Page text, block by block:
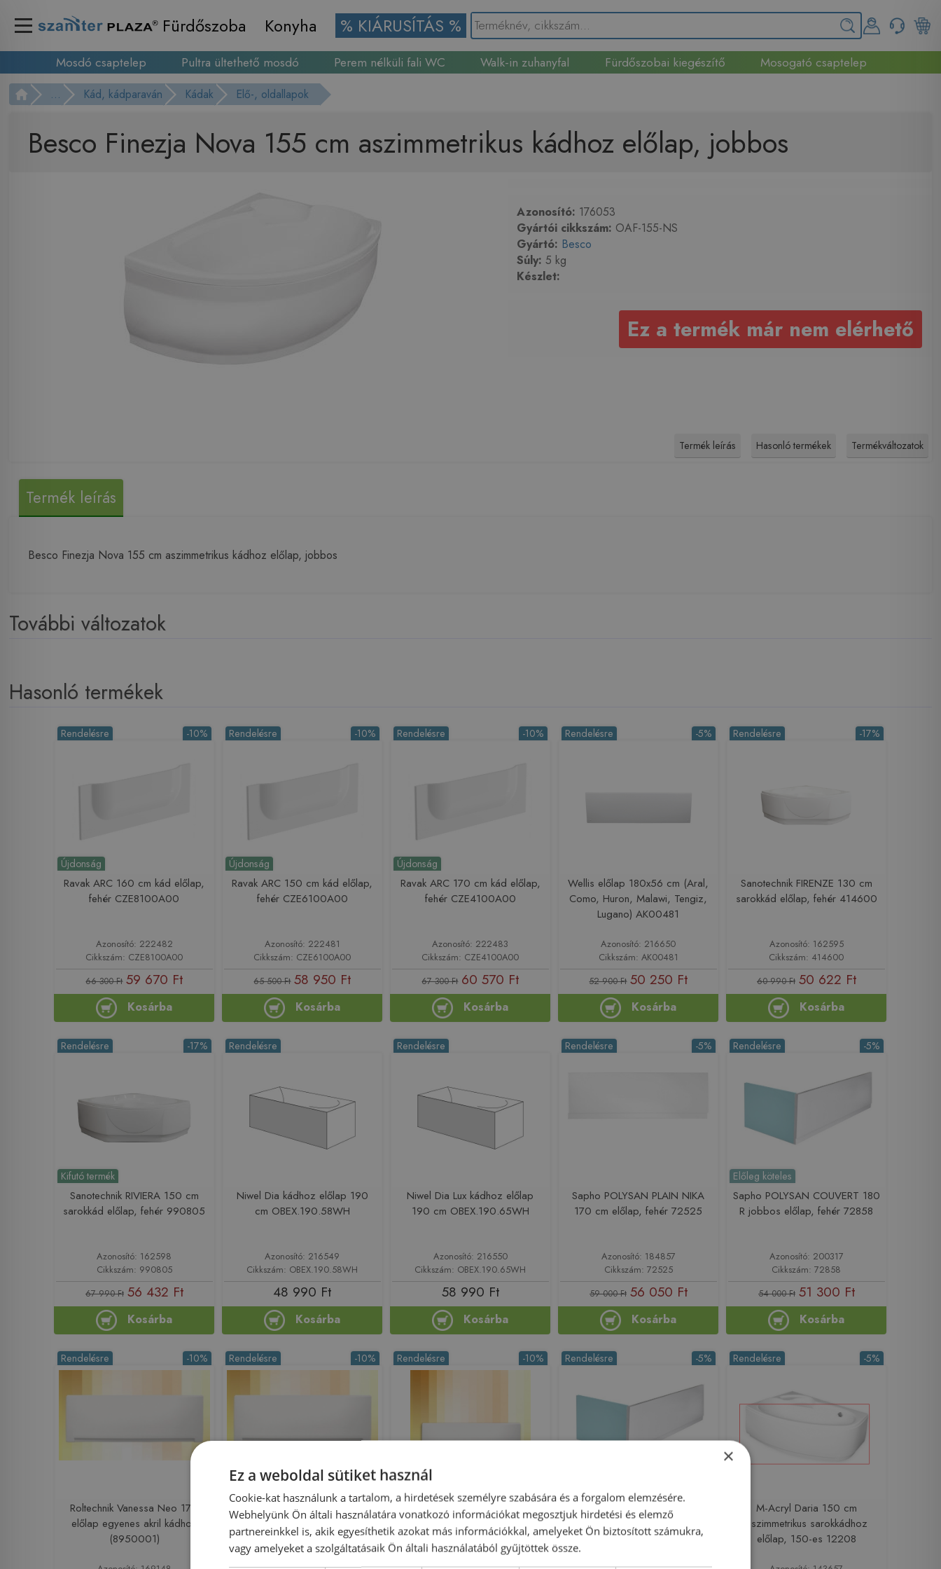
Fürdőszoba Konyha % KIÁRUSÍTÁS %
Mosdó csaptelep Pultra ültethető mosdó Perem nélküli fali WC Walk-in zuhanyfal Fürdőszobai kiegészítő
Mosogató csaptelep
... Kád, kádparaván Kádak Elő-, oldallapok
Besco Finezja Nova 155 cm aszimmetrikus kádhoz előlap, jobbos
Azonosító: 176053
Gyártói cikkszám: OAF-155-NS
Gyártó: Besco
Súly: 5 kg
Készlet:
Ez a termék már nem elérhető
Termék leírás Hasonló termékek Termékváltozatok
Termék leírás
Besco Finezja Nova 155 cm aszimmetrikus kádhoz előlap, jobbos
További változatok
Hasonló termékek
Újdonság
-10%
Rendelésre
Ravak ARC 160 cm kád előlap,
fehér CZE8100A00
Azonosító: 222482
Cikkszám: CZE8100A00
66 300 Ft 59 670 Ft
Kosárba
Újdonság
-10%
Rendelésre
Ravak ARC 150 cm kád előlap,
fehér CZE6100A00
Azonosító: 222481
Cikkszám: CZE6100A00
65 500 Ft 58 950 Ft
Kosárba
Újdonság
-10%
Rendelésre
Ravak ARC 170 cm kád előlap,
fehér CZE4100A00
Azonosító: 222483
Cikkszám: CZE4100A00
67 300 Ft 60 570 Ft
Kosárba
-5%
Rendelésre
Wellis előlap 180x56 cm (Aral,
Como, Huron, Malawi, Tengiz,
Lugano) AK00481
Azonosító: 216650
Cikkszám: AK00481
52 900 Ft 50 250 Ft
Kosárba
-17%
Rendelésre
Sanotechnik FIRENZE 130 cm
sarokkád előlap, fehér 414600
Azonosító: 162595
Cikkszám: 414600
60 990 Ft 50 622 Ft
Kosárba
Kifutó termék
-17%
Rendelésre
Sanotechnik RIVIERA 150 cm
sarokkád előlap, fehér 990805
Azonosító: 162598
Cikkszám: 990805
67 990 Ft 56 432 Ft
Kosárba
Rendelésre
Niwel Dia kádhoz előlap 190
cm OBEX.190.58WH
Azonosító: 216549
Cikkszám: OBEX.190.58WH
48 990 Ft
Kosárba
Rendelésre
Niwel Dia Lux kádhoz előlap
190 cm OBEX.190.65WH
Azonosító: 216550
Cikkszám: OBEX.190.65WH
58 990 Ft
Kosárba
-5%
Rendelésre
Sapho POLYSAN PLAIN NIKA
170 cm előlap, fehér 72525
Azonosító: 184857
Cikkszám: 72525
59 000 Ft 56 050 Ft
Kosárba
-5%
Rendelésre
Előleg köteles
Sapho POLYSAN COUVERT 180
R jobbos előlap, fehér 72858
Azonosító: 200317
Cikkszám: 72858
54 000 Ft 51 300 Ft
Kosárba
-10%
Rendelésre
Roltechnik Vanessa Neo 170
előlap egyenes akril kádhoz
(8950001)
-10%
Rendelésre
Roltechnik Vanessa Neo 160
előlap egyenes akril kádhoz
(8940001)
-10%
Rendelésre
Roltechnik Amore 180x120
egyenes kádhoz oldallap
9720002
-5%
Rendelésre
Sapho POLYSAN COUVERT
150 R jobbos előlap, fehér
72864
-5%
Rendelésre
M-Acryl Daria 150 cm
aszimmetrikus sarokkádhoz
előlap, 150-es 12208
×
Ez a weboldal sütiket használ
Cookie-kat használunk a tartalom, a hirdetések személyre szabására és a forgalom elemzésére.
Webhelyünk Ön általi használatára vonatkozó információkat megosztjuk hirdetési és elemző
partnereinkkel is, akik egyesíthetik azokat más információkkal, amelyeket Ön biztosított számukra,
vagy amelyeket a szolgáltatásaik Ön általi használatából gyűjtöttek össze.